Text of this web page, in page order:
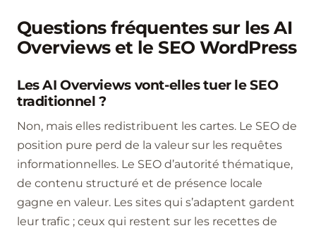
Questions fréquentes sur les AI
Overviews et le SEO WordPress
Les AI Overviews vont-elles tuer le SEO
traditionnel ?
Non, mais elles redistribuent les cartes. Le SEO de
position pure perd de la valeur sur les requêtes
informationnelles. Le SEO d’autorité thématique,
de contenu structuré et de présence locale
gagne en valeur. Les sites qui s’adaptent gardent
leur trafic ; ceux qui restent sur les recettes de